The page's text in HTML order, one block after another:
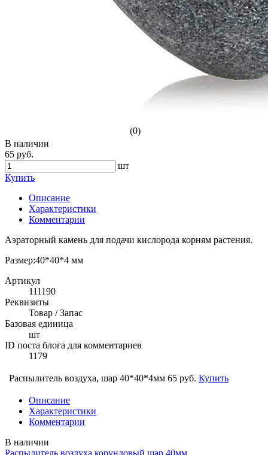
(0)
В наличии
65 руб.
шт
Купить
Описание
Характеристики
Комментарии
Аэраторный камень для подачи кислорода корням растения.
Размер:40*40*4 мм
Артикул
111190
Реквизиты
Товар / Запас
Базовая единица
шт
ID поста блога для комментариев
1179
Распылитель воздуха, шар 40*40*4мм 65 руб. Купить
Описание
Характеристики
Комментарии
В наличии
Распылитель воздуха корундовый шар 40мм